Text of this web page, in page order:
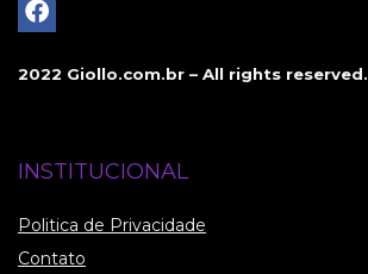
2022 Giollo.com.br – All rights reserved.
INSTITUCIONAL
Politica de Privacidade
Contato